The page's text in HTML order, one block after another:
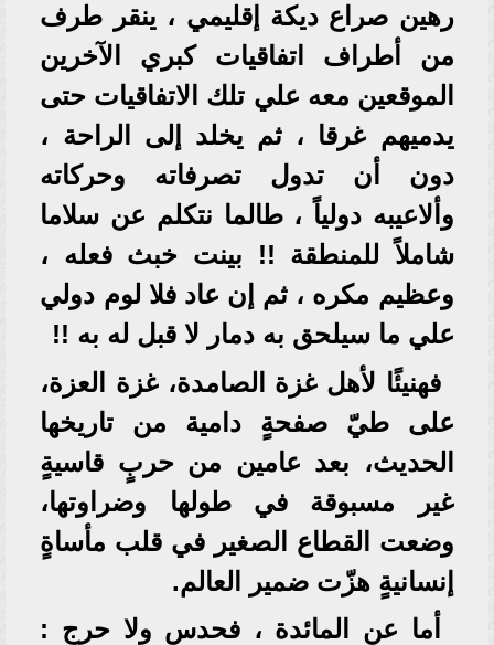
رهين صراع ديكة إقليمي ، ينقر طرف
من أطراف اتفاقيات كبري الآخرين
الموقعين معه علي تلك الاتفاقيات حتى
يدميهم غرقا ، ثم يخلد إلى الراحة ،
دون أن تدول تصرفاته وحركاته
وألاعيبه دولياً ، طالما نتكلم عن سلاما
شاملاً للمنطقة !! بينت خبث فعله ،
وعظيم مكره ، ثم إن عاد فلا لوم دولي
علي ما سيلحق به دمار لا قبل له به !!
فهنيئًا لأهل غزة الصامدة، غزة العزة،
على طيّ صفحةٍ دامية من تاريخها
الحديث، بعد عامين من حربٍ قاسيةٍ
غير مسبوقة في طولها وضراوتها،
وضعت القطاع الصغير في قلب مأساةٍ
إنسانيةٍ هزّت ضمير العالم.
أما عن المائدة ، فحدس ولا حرج :